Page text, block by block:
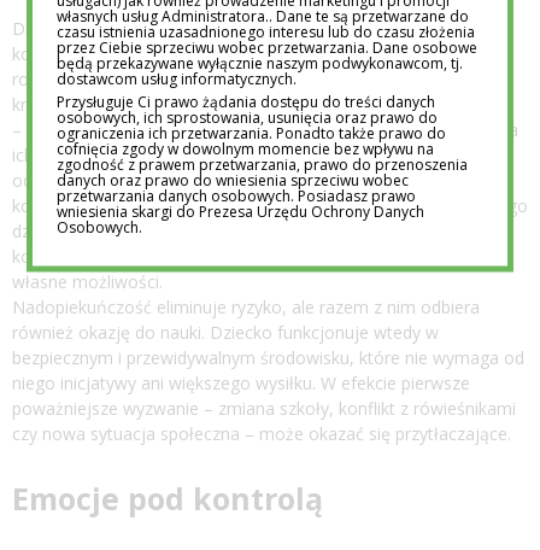
Dla dziecka każda nowa sytuacja jest treningiem – nawet jeśli
kończy się niepowodzeniem. Właśnie w takich momentach
rozwijają się umiejętności kluczowe: radzenie sobie z emocjami,
kreatywność czy elastyczność myślenia.
– Nie da się nauczyć podejmowania decyzji, jeśli nigdy nie trzeba
ich podejmować – zaznacza Anna Zięba. – Podobnie jest z
odpornością psychiczną, która rozwija się poprzez stopniowy
kontakt z wyzwaniami i sytuacjami wymagającymi samodzielnego
działania. Jeśli dorosły stale eliminuje trudności i przejmuje
kontrolę, dziecko nie rozwija poczucia sprawczości ani wiary we
własne możliwości.
Nadopiekuńczość eliminuje ryzyko, ale razem z nim odbiera
również okazję do nauki. Dziecko funkcjonuje wtedy w
bezpiecznym i przewidywalnym środowisku, które nie wymaga od
niego inicjatywy ani większego wysiłku. W efekcie pierwsze
poważniejsze wyzwanie – zmiana szkoły, konflikt z rówieśnikami
czy nowa sytuacja społeczna – może okazać się przytłaczające.
Emocje pod kontrolą
własnych usług Administratora.. Dane te są przetwarzane do
czasu istnienia uzasadnionego interesu lub do czasu złożenia
przez Ciebie sprzeciwu wobec przetwarzania. Dane osobowe
będą przekazywane wyłącznie naszym podwykonawcom, tj.
dostawcom usług informatycznych.
Przysługuje Ci prawo żądania dostępu do treści danych
osobowych, ich sprostowania, usunięcia oraz prawo do
ograniczenia ich przetwarzania. Ponadto także prawo do
cofnięcia zgody w dowolnym momencie bez wpływu na
zgodność z prawem przetwarzania, prawo do przenoszenia
danych oraz prawo do wniesienia sprzeciwu wobec
przetwarzania danych osobowych. Posiadasz prawo
wniesienia skargi do Prezesa Urzędu Ochrony Danych
Osobowych.